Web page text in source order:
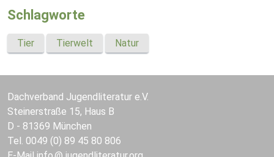
Schlagworte
Tier Tierwelt Natur
Dachverband Jugendliteratur e.V.
Steinerstraße 15, Haus B
D - 81369 München
Tel. 0049 (0) 89 45 80 806